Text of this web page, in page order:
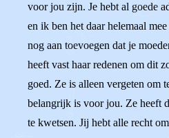
voor jou zijn. Je hebt al goede
en ik ben het daar helemaal
nog aan toevoegen dat je
heeft vast haar redenen om dit
goed. Ze is alleen vergeten om
belangrijk is voor jou. Ze heeft
te kwetsen. Jij hebt alle recht